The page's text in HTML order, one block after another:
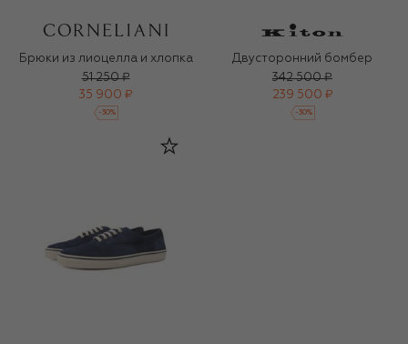
Брюки из лиоцелла и хлопка
51 250 ₽
35 900 ₽
-30%
Двусторонний бомбер
342 500 ₽
239 500 ₽
-30%